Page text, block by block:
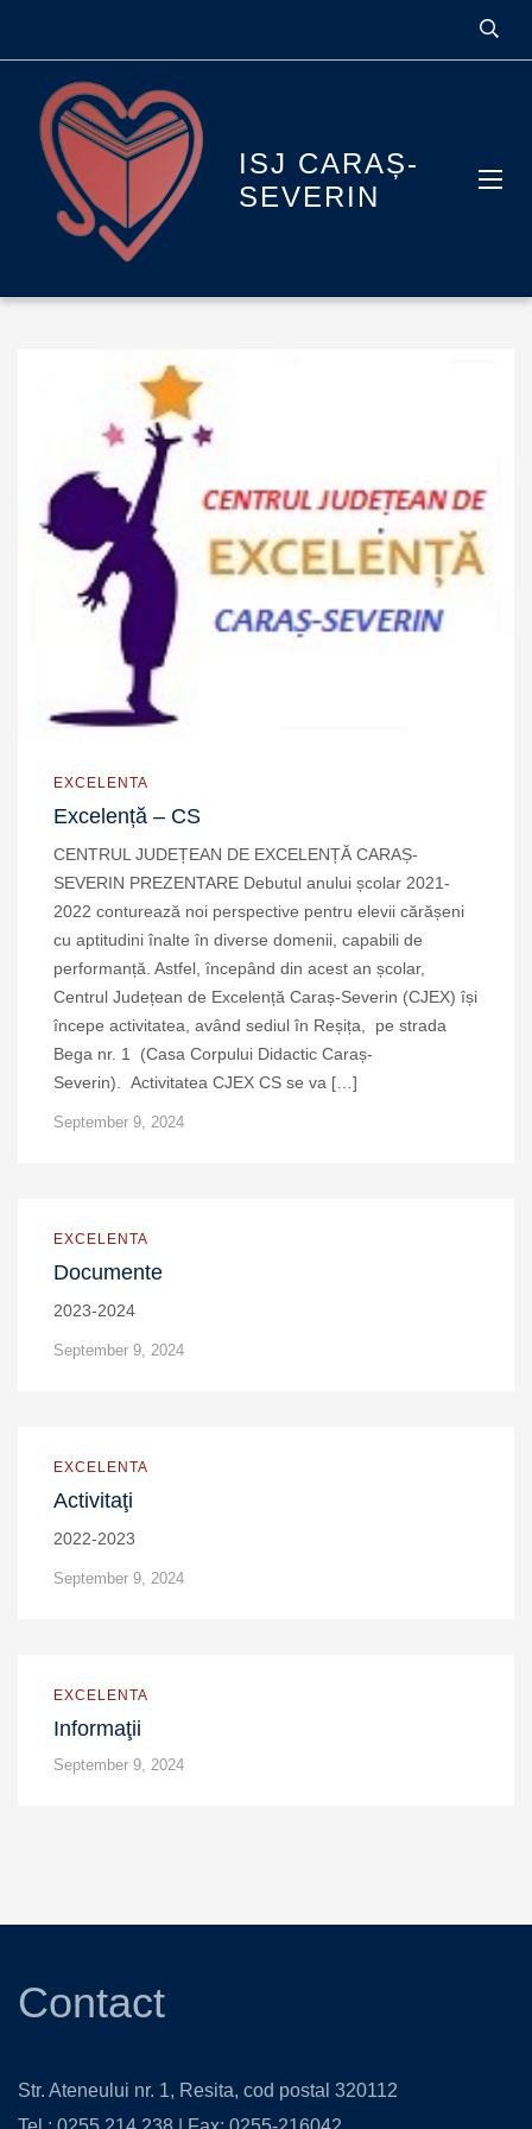
ISJ CARAȘ-
SEVERIN
EXCELENTA
Excelență – CS
CENTRUL JUDEȚEAN DE EXCELENȚĂ CARAȘ-
SEVERIN PREZENTARE Debutul anului școlar 2021-
2022 conturează noi perspective pentru elevii cărășeni
cu aptitudini înalte în diverse domenii, capabili de
performanță. Astfel, începând din acest an școlar,
Centrul Județean de Excelență Caraș-Severin (CJEX) își
începe activitatea, având sediul în Reșița, pe strada
Bega nr. 1 (Casa Corpului Didactic Caraș-
Severin). Activitatea CJEX CS se va […]
September 9, 2024
EXCELENTA
Documente
2023-2024
September 9, 2024
EXCELENTA
Activitaţi
2022-2023
September 9, 2024
EXCELENTA
Informaţii
September 9, 2024
Contact
Str. Ateneului nr. 1, Resita, cod postal 320112